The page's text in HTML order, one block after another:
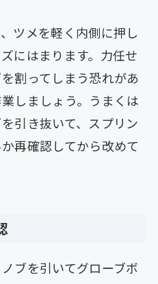
ツメを軽く内側に押し
にはまります。力任せ
割ってしまう恐れがあ
しましょう。うまくは
引き抜いて、スプリン
再確認してから改めて
ブを引いてグローブボ